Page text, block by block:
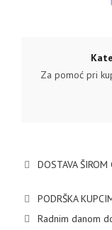
Za pomoć pri
DOSTAVA ŠIROM
PODRŠKA
Radnim danom